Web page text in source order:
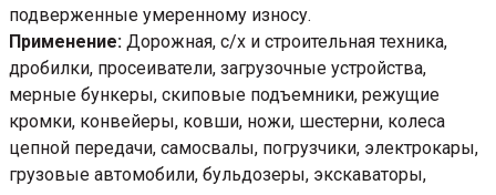
подверженные умеренному износу.
Применение: Дорожная, с/х и строительная техника,
дробилки, просеиватели, загрузочные устройства,
мерные бункеры, скиповые подъемники, режущие
кромки, конвейеры, ковши, ножи, шестерни, колеса
цепной передачи, самосвалы, погрузчики, электрокары,
грузовые автомобили, бульдозеры, экскаваторы,